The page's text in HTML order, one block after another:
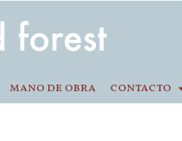
mano de obra contacto